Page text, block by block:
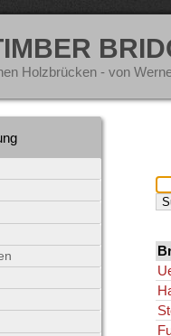
Holzbrücken - von